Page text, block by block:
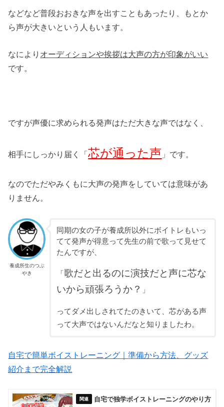
などなど普段おおきな声を出すこともあったり、もとか
ら声が大きいという人もいます。
なにより オーディションや挨拶は大声の方が印象がいい
です。
ですが声優に求められる発声はただ大きな声ではなく、
相手にしっかり届く「芯が通った声 」です。
なのでただやみくもに大声の発声をしていては意味があ
りません。
養成所生のつぶ
やき
同期の女の子が養成所以外にボイトレもいっ
てて発声が得意って先生の前で歌って見せて
たんですが、
「 歌だと出るのに演技だと声に芯な
いから頑張ろうか？
」
ってダメ出しされてたのきいて、芯がある声
って大声ではないんだなと知りましたわ。
自宅で簡単ボイストレーニング｜準備から方法、グッズ
紹介まで完全解説
自宅で独学ボイストレーニングのやり方